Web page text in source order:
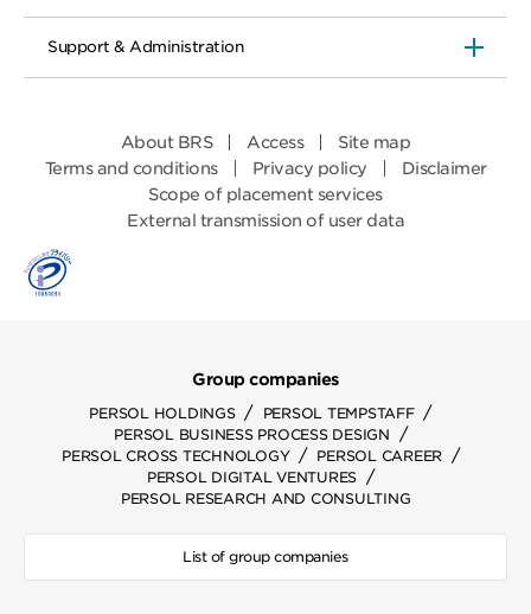
Support & Administration
About BRS Access
Site map
Terms and conditions
Privacy policy
Disclaimer
Scope of placement services
External transmission of user data
Group companies
PERSOL HOLDINGS / PERSOL TEMPSTAFF /
PERSOL BUSINESS PROCESS DESIGN /
PERSOL CROSS TECHNOLOGY / PERSOL CAREER /
PERSOL DIGITAL VENTURES /
PERSOL RESEARCH AND CONSULTING
List of group companies